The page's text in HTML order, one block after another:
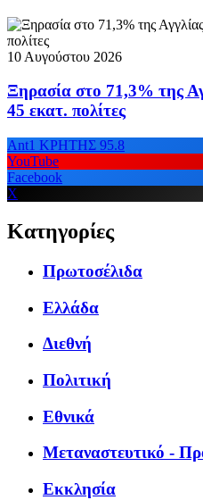
10 Αυγούστου 2026
Ξηρασία στο 71,3% της
45 εκατ. πολίτες
Ant1 ΚΡΗΤΗΣ 95.8
YouTube
Facebook
X
Κατηγορίες
Πρωτοσέλιδα
Ελλάδα
Διεθνή
Πολιτική
Εθνικά
Μεταναστευτικό -
Εκκλησία